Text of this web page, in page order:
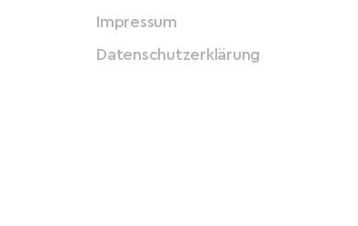
Impressum
Datenschutzerklärung